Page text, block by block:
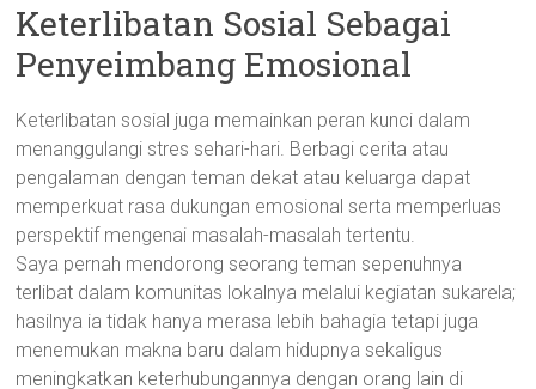
Keterlibatan Sosial Sebagai
Penyeimbang Emosional
Keterlibatan sosial juga memainkan peran kunci dalam
menanggulangi stres sehari-hari. Berbagi cerita atau
pengalaman dengan teman dekat atau keluarga dapat
memperkuat rasa dukungan emosional serta memperluas
perspektif mengenai masalah-masalah tertentu.
Saya pernah mendorong seorang teman sepenuhnya
terlibat dalam komunitas lokalnya melalui kegiatan sukarela;
hasilnya ia tidak hanya merasa lebih bahagia tetapi juga
menemukan makna baru dalam hidupnya sekaligus
meningkatkan keterhubungannya dengan orang lain di